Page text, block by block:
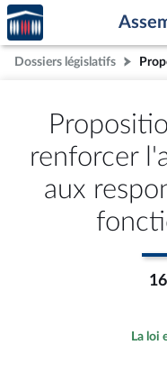
Aller au contenu
Aller en bas de la page
Accèder
à la
page
d'accueil
Dossiers législatifs
renforcer
aux
16
La loi